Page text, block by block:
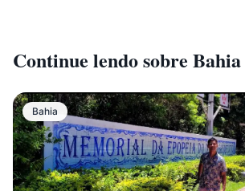
Continue lendo sobre Bahia
Bahia